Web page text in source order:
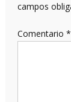
campos
Comentario *